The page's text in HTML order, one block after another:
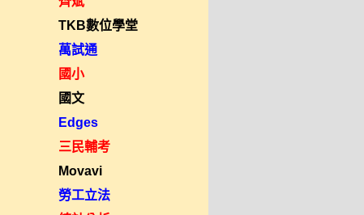
TKB數位學堂
萬試通
國小
國文
Edges
三民輔考
Movavi
勞工立法